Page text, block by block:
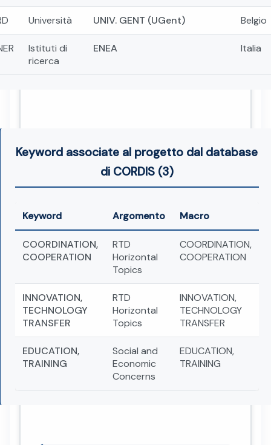
Università UNIV. GENT (UGent) Belgio
Istituti di
ricerca
ENEA Italia
Keyword associate al progetto dal database
di CORDIS (3)
Keyword Argomento Macro
COORDINATION,
COOPERATION
RTD
Horizontal
Topics
COORDINATION,
COOPERATION
INNOVATION,
TECHNOLOGY
TRANSFER
RTD
Horizontal
Topics
INNOVATION,
TECHNOLOGY
TRANSFER
EDUCATION,
TRAINING
Social and
Economic
Concerns
EDUCATION,
TRAINING